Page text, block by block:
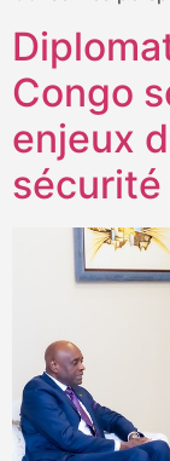
Congo
enjeux